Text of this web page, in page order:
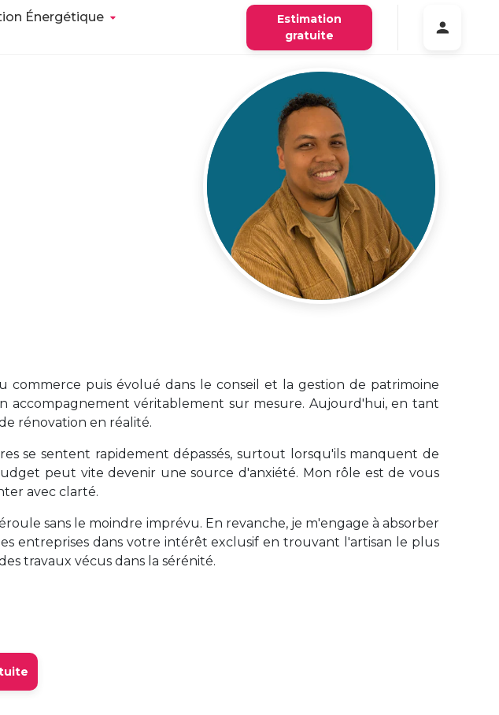
Énergétique
Estimation
gratuite
commerce puis évolué dans le conseil et la gestion de patrimoine
accompagnement véritablement sur mesure. Aujourd'hui, en tant
rénovation en réalité.
se sentent rapidement dépassés, surtout lorsqu'ils manquent de
peut vite devenir une source d'anxiété. Mon rôle est de vous
avec clarté.
sans le moindre imprévu. En revanche, je m'engage à absorber
entreprises dans votre intérêt exclusif en trouvant l'artisan le plus
travaux vécus dans la sérénité.